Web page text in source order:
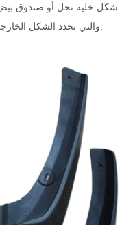
شكل خلية نحل أو صندوق بيض